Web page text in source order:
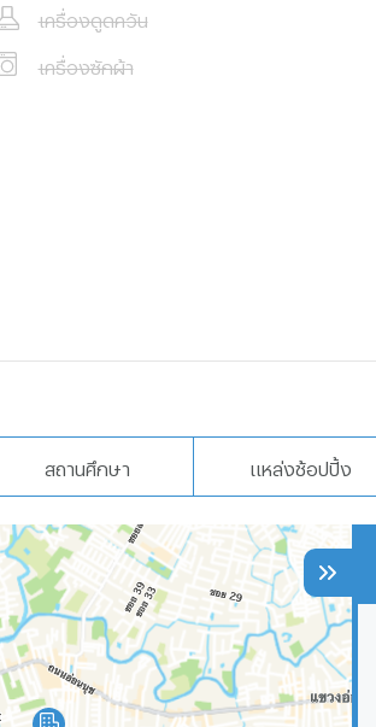
เครื่องดูดควัน
เครื่องซักผ้า
สถานศึกษา แหล่งช้อปปิ้ง